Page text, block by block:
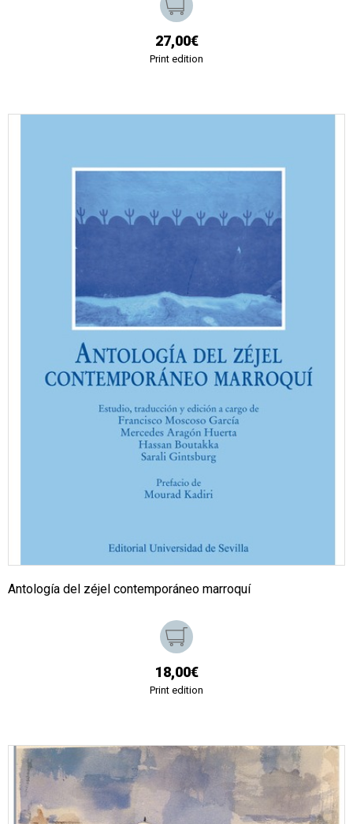
27,00€
Print edition
Antología del zéjel contemporáneo marroquí
18,00€
Print edition